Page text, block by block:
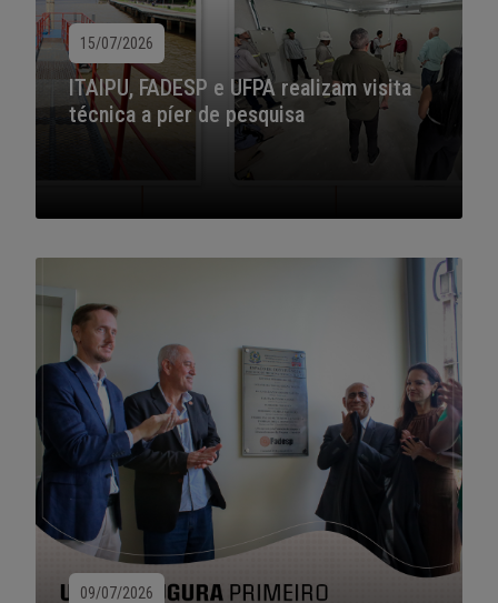
ITAIPU, FADESP e UFPA realizam visita
técnica a píer de pesquisa
15/07/2026
09/07/2026